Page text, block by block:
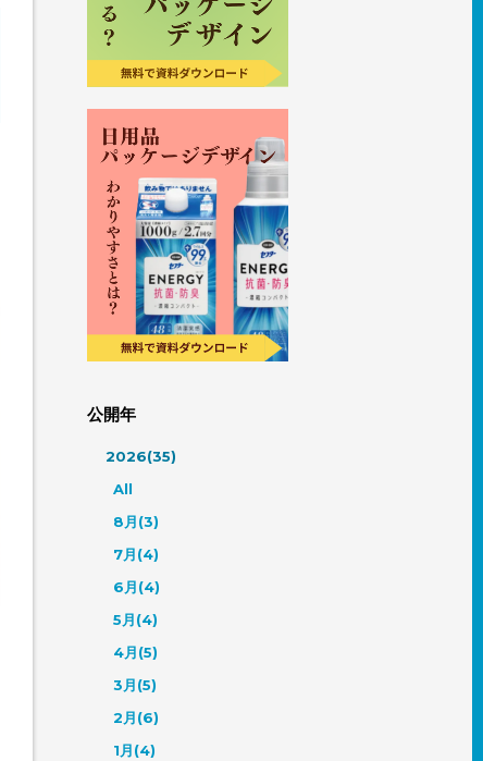
公開年
2026(35)
All
8月(3)
7月(4)
6月(4)
5月(4)
4月(5)
3月(5)
2月(6)
1月(4)